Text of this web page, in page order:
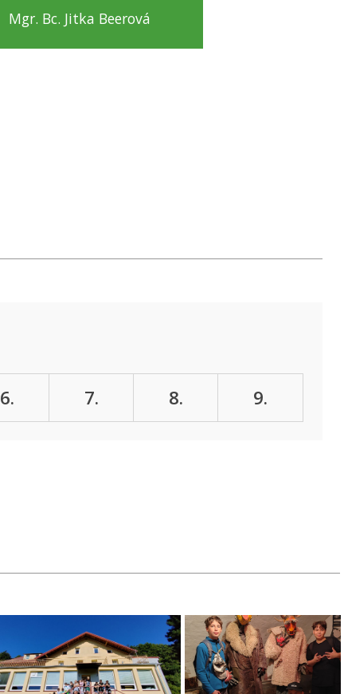
Mgr. Bc. Jitka Beerová
6. 7. 8. 9.